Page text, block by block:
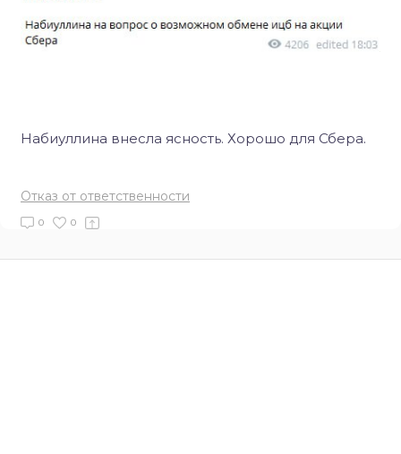
Набиуллина внесла ясность. Хорошо для Сбера.
Отказ от ответственности
0 0